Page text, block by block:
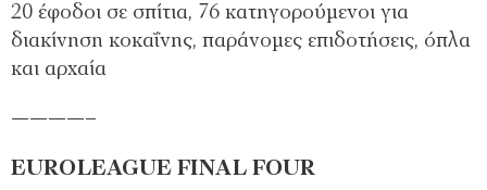
20 έφοδοι σε σπίτια, 76 κατηγορούμενοι για
διακίνηση κοκαΐνης, παράνομες επιδοτήσεις, όπλα
και αρχαία
————–
EUROLEAGUE FINAL FOUR